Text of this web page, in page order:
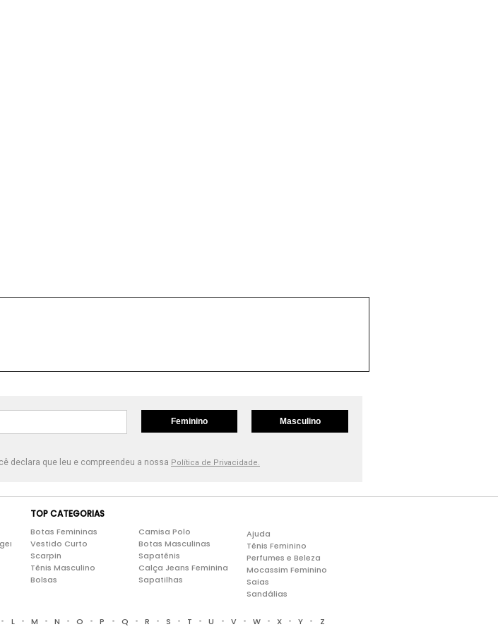
Feminino Masculino
declara que leu e compreendeu a nossa Política de Privacidade.
TOP CATEGORIAS
Botas Femininas
Vestido Curto
Scarpin
Tênis Masculino
Bolsas
Camisa Polo
Botas Masculinas
Sapatênis
Calça Jeans Feminina
Sapatilhas
Ajuda
Tênis Feminino
Perfumes e Beleza
Mocassim Feminino
Saias
Sandálias
• L • M • N • O • P • Q • R • S • T • U • V • W • X • Y • Z